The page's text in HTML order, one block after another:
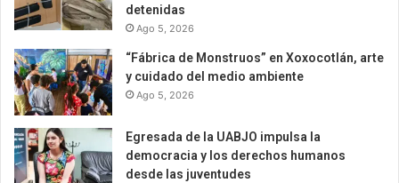
detenidas
Ago 5, 2026
“Fábrica de Monstruos” en Xoxocotlán, arte
y cuidado del medio ambiente
Ago 5, 2026
Egresada de la UABJO impulsa la
democracia y los derechos humanos
desde las juventudes